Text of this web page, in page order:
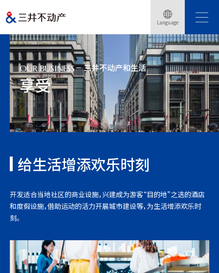
Language
Home
OUR BUSINESS 三井不动产和生活
享受
给生活增添欢乐时刻
开发适合当地社区的商业设施，兴建成为游客“目的地”之选的酒店
和度假设施，借助运动的活力开展城市建设等，为生活增添欢乐时
刻。